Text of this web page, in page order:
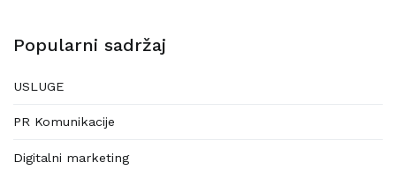
Popularni sadržaj
USLUGE
PR Komunikacije
Digitalni marketing